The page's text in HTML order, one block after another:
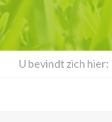
U bevindt zich hier: